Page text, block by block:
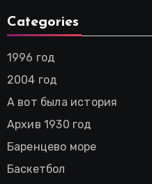
Categories
1996 год
2004 год
А вот была история
Архив 1930 год
Баренцево море
Баскетбол